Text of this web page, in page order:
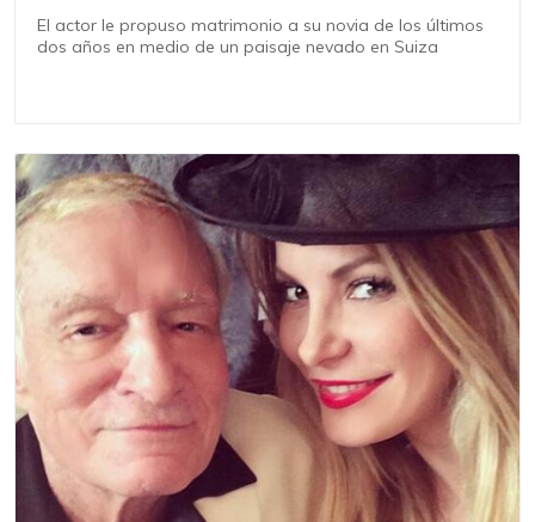
El actor le propuso matrimonio a su novia de los últimos
dos años en medio de un paisaje nevado en Suiza